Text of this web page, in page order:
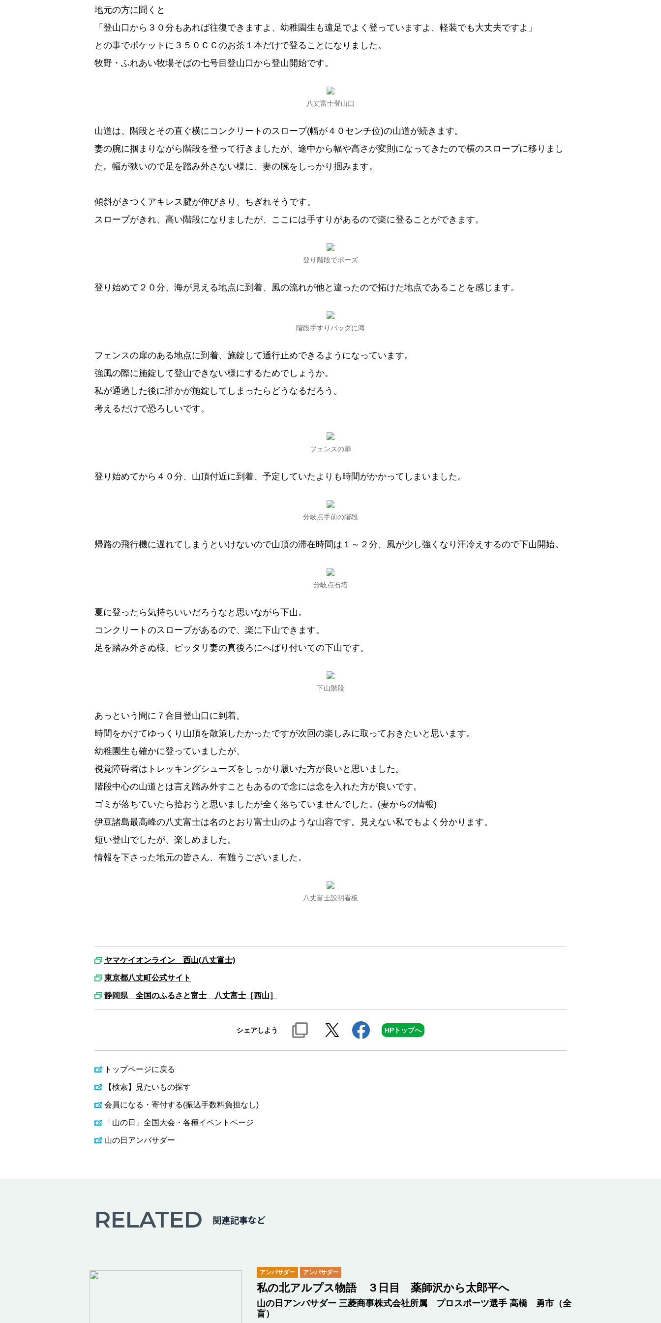
地元の方に聞くと
「登山口から３０分もあれば往復できますよ、幼稚園生も遠足でよく登っていますよ、軽装でも大丈夫ですよ」
との事でポケットに３５０ＣＣのお茶１本だけで登ることになりました。
牧野・ふれあい牧場そばの七号目登山口から登山開始です。
八丈富士登山口
山道は、階段とその直ぐ横にコンクリートのスロープ(幅が４０センチ位)の山道が続きます。
妻の腕に掴まりながら階段を登って行きましたが、途中から幅や高さが変則になってきたので横のスロープに移りまし
た。幅が狭いので足を踏み外さない様に、妻の腕をしっかり掴みます。
傾斜がきつくアキレス腱が伸びきり、ちぎれそうです。
スロープがきれ、高い階段になりましたが、ここには手すりがあるので楽に登ることができます。
登り階段でポーズ
登り始めて２０分、海が見える地点に到着、風の流れが他と違ったので拓けた地点であることを感じます。
階段手すりバッグに海
フェンスの扉のある地点に到着、施錠して通行止めできるようになっています。
強風の際に施錠して登山できない様にするためでしょうか。
私が通過した後に誰かが施錠してしまったらどうなるだろう。
考えるだけで恐ろしいです。
フェンスの扉
登り始めてから４０分、山頂付近に到着、予定していたよりも時間がかかってしまいました。
分岐点手前の階段
帰路の飛行機に遅れてしまうといけないので山頂の滞在時間は１～２分、風が少し強くなり汗冷えするので下山開始。
分岐点石塔
夏に登ったら気持ちいいだろうなと思いながら下山。
コンクリートのスロープがあるので、楽に下山できます。
足を踏み外さぬ様、ピッタリ妻の真後ろにへばり付いての下山です。
下山階段
あっという間に７合目登山口に到着。
時間をかけてゆっくり山頂を散策したかったですが次回の楽しみに取っておきたいと思います。
幼稚園生も確かに登っていましたが、
視覚障碍者はトレッキングシューズをしっかり履いた方が良いと思いました。
階段中心の山道とは言え踏み外すこともあるので念には念を入れた方が良いです。
ゴミが落ちていたら拾おうと思いましたが全く落ちていませんでした。(妻からの情報)
伊豆諸島最高峰の八丈富士は名のとおり富士山のような山容です。見えない私でもよく分かります。
短い登山でしたが、楽しめました。
情報を下さった地元の皆さん、有難うございました。
八丈富士説明看板
ヤマケイオンライン 西山(八丈富士)
東京都八丈町公式サイト
静岡県 全国のふるさと富士 八丈富士［西山］
シェアしよう HPトップへ
トップページに戻る
【検索】見たいもの探す
会員になる・寄付する(振込手数料負担なし)
「山の日」全国大会・各種イベントページ
山の日アンバサダー
RELATED 関連記事など
アンバサダー アンバサダー
私の北アルプス物語 ３日目 薬師沢から太郎平へ
山の日アンバサダー 三菱商事株式会社所属 プロスポーツ選手 高橋 勇市（全
盲）